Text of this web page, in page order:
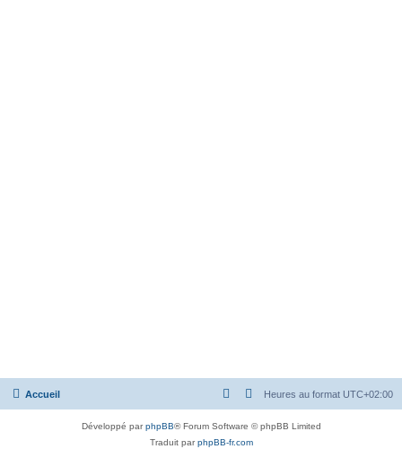
Accueil Heures au format UTC+02:00
Développé parphpBB® Forum Software © phpBB Limited
Traduit parphpBB-fr.com